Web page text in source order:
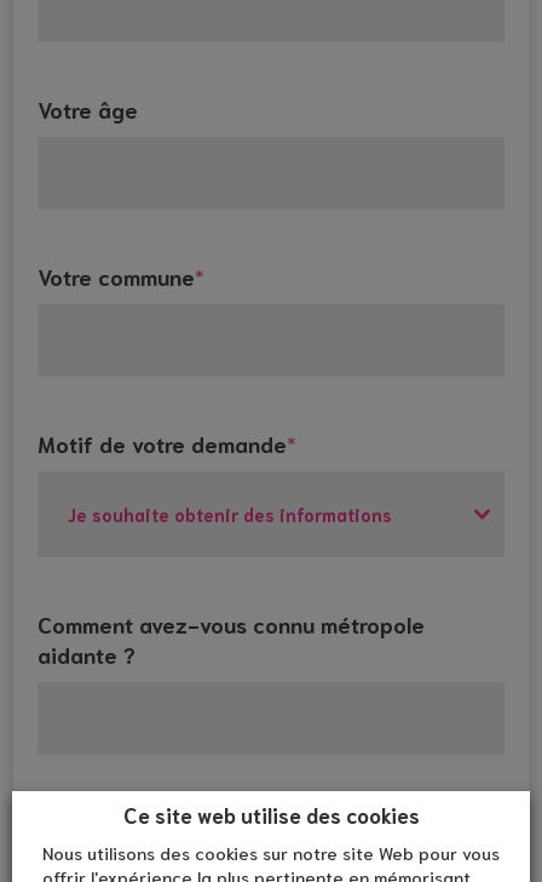
Votre âge
Votre commune*
Motif de votre demande*
Comment avez-vous connu métropole
aidante ?
A quel moment de la journée pouvons-nous
vous joindre ?
Ce site web utilise des cookies
Nous utilisons des cookies sur notre site Web pour vous
offrir l'expérience la plus pertinente en mémorisant